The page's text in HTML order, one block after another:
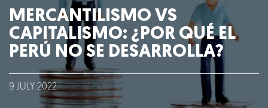
MERCANTILISMO VS
CAPITALISMO: ¿POR QUÉ EL
PERÚ NO SE DESARROLLA?
9 JULY 2022